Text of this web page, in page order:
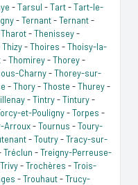
-Tarsul -Tart-Tart-le-
-Ternant-Ternant-
Tharot-Thenissey-
Thizy-Thoires -Thoisy-la-
-Thomirey-Thorey-
Charny-Thorey-sur-
-Thory-Thoste -Thurey-
-Tintry-Tintury-
et-Pouligny-Torpes -
Arroux-Tournus -Toury-
-Toutry-Tracy-sur-
Tréclun -Treigny-Perreuse-
Trivy-Trochères -Trois-
-Trouhaut-Trucy-